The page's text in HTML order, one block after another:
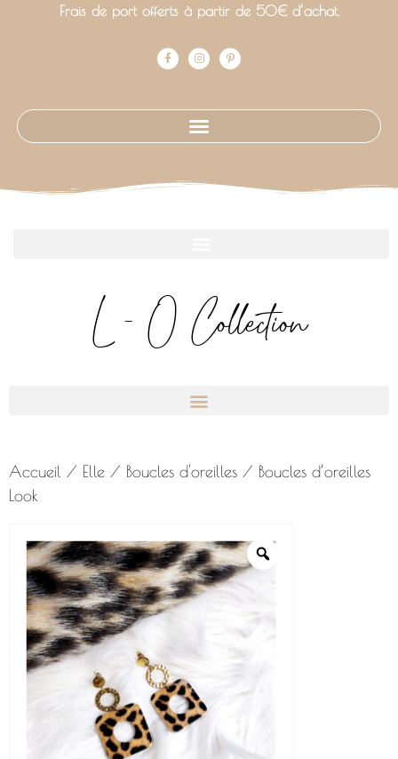
Frais de port offerts à partir de 50€ d’achat.
L - O Collection
Accueil / Elle / Boucles d'oreilles / Boucles d’oreilles
Look